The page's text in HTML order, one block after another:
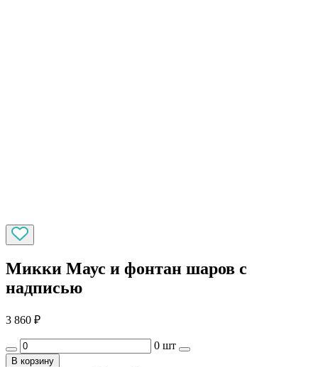
Микки Маус и фонтан шаров с
надписью
3 860 ₽
0 шт
В корзину